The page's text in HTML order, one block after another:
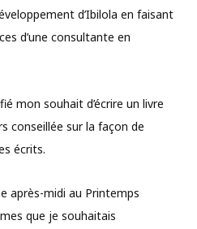
d’Ibilola en faisant
d’une consultante en
mon souhait d’écrire un livre
conseillée sur la façon de
écrits.
après-midi au Printemps
que je souhaitais